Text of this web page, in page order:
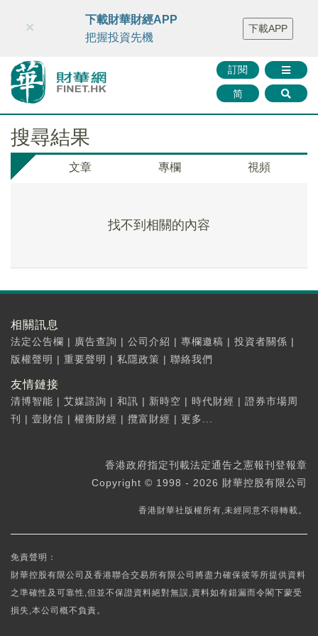
財華智庫網 FINTV FINMETA 財華證券 媒體矩陣
智庫沙龍
聯絡我們
訂閱
简
×
下載財華財經APP
把握投資先機
下載APP
搜尋結果
文章 專欄 視頻
找不到相關的內容
相關訊息
法定公告欄 | 廣告查詢 | 公司介紹 | 專欄邀稿 | 投資者關係 |
版權聲明 | 重要聲明 | 私隱政策 | 聯絡我們
友情鏈接
清博智能 | 艾媒諮詢 | 和訊 | 新時空 | 時代財經 | 證券市場周
刊
| 壹財信 | 權衡財經 | 攬富財經 | 更多...
香港政府指定刊載法定通告之憲報刊登報章
Copyright © 1998 - 2026 財華控股有限公司
香港財華社版權所有,未經同意不得轉載。
免責聲明：
財華控股有限公司及香港聯合交易所有限公司將盡力確保彼等所提供資料
之準確性及可靠性,但並不保證資料絕對無誤,資料如有錯漏而令閣下蒙受
損失,本公司概不負責。